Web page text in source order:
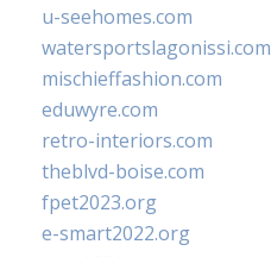
u-seehomes.com
watersportslagonissi.com
mischieffashion.com
eduwyre.com
retro-interiors.com
theblvd-boise.com
fpet2023.org
e-smart2022.org